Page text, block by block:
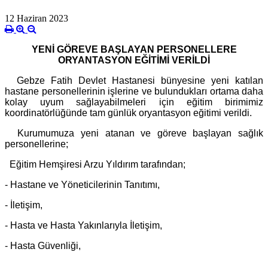
12 Haziran 2023
YENİ GÖREVE BAŞLAYAN PERSONELLERE
ORYANTASYON EĞİTİMİ VERİLDİ
Gebze Fatih Devlet Hastanesi bünyesine yeni katılan
hastane personellerinin işlerine ve bulundukları ortama daha
kolay uyum sağlayabilmeleri için eğitim birimimiz
koordinatörlüğünde tam günlük oryantasyon eğitimi verildi.
Kurumumuza yeni atanan ve göreve başlayan sağlık
personellerine;
Eğitim Hemşiresi Arzu Yıldırım tarafından;
- Hastane ve Yöneticilerinin Tanıtımı,
- İletişim,
- Hasta ve Hasta Yakınlarıyla İletişim,
- Hasta Güvenliği,